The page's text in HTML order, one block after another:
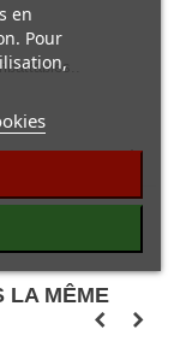
LA MÊME
en
Pour